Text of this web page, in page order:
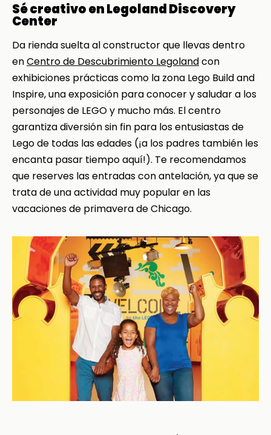
Sé creativo en Legoland Discovery
Center
Da rienda suelta al constructor que llevas dentro
enCentro de Descubrimiento Legolandcon
exhibiciones prácticas como la zona Lego Build and
Inspire, una exposición para conocer y saludar a los
personajes de LEGO y mucho más. El centro
garantiza diversión sin fin para los entusiastas de
Lego de todas las edades (¡a los padres también les
encanta pasar tiempo aquí!). Te recomendamos
que reserves las entradas con antelación, ya que se
trata de una actividad muy popular en las
vacaciones de primavera de Chicago.